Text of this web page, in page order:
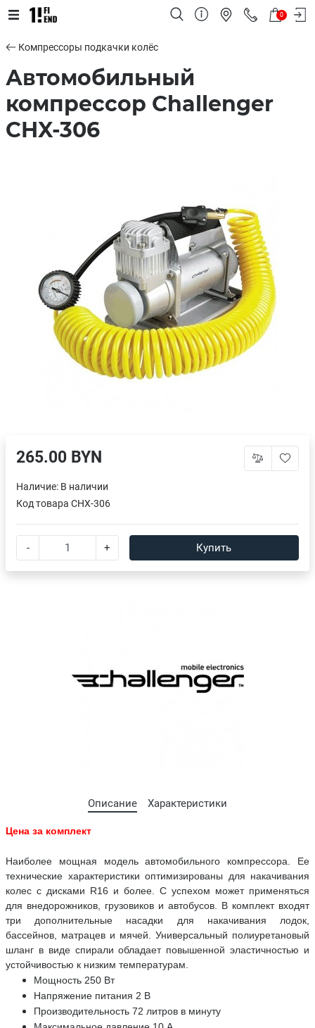
0
Компрессоры подкачки колёс
Автомобильный
компрессор Challenger
CHX-306
Описание Характеристики
Цена за комплект
Наиболее мощная модель автомобильного компрессора. Ее
технические характеристики оптимизированы для накачивания
колес с дисками R16 и более. С успехом может применяться
для внедорожников, грузовиков и автобусов. В комплект входят
три дополнительные насадки для накачивания лодок,
бассейнов, матрацев и мячей. Универсальный полиуретановый
шланг в виде спирали обладает повышенной эластичностью и
устойчивостью к низким температурам.
Мощность 250 Вт
Напряжение питания 2 В
Производительность 72 литров в минуту
265.00 BYN
Наличие: В наличии
Код товара CHX-306
- + Купить